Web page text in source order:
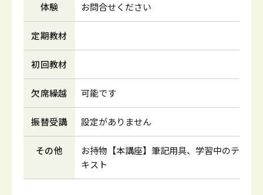
体験 お問合せください
定期教材
初回教材
欠席繰越 可能です
振替受講 設定がありません
その他
お持物【本講座】筆記用具、学習中のテ
キスト